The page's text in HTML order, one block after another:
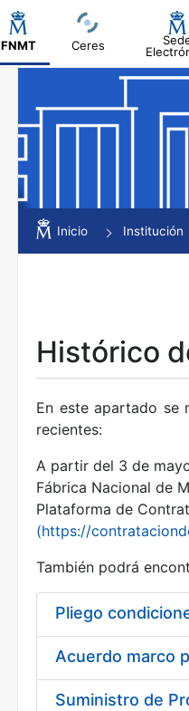
FNMT Ceres
Mostrar/Ocultar
Mostrar/Ocultar
Mostrar/Ocultar
Mostrar/Ocultar
Mostrar/Ocultar
Inicio Institución
Histórico
En este apartado se
recientes:
A partir del 3 de
Fábrica Nacional de
Plataforma de
(https://
También podrá
Pliego
Acuerdo marco